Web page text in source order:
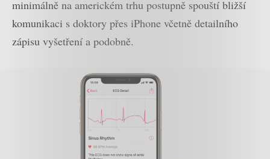
minimálně na americkém trhu postupně spouští bližší
komunikaci s doktory přes iPhone včetně detailního
zápisu vyšetření a podobně.